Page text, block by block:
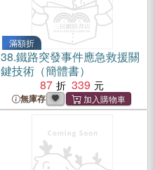
滿額折
38.鐵路突發事件應急救援關
鍵技術（簡體書）
87
339
無庫存